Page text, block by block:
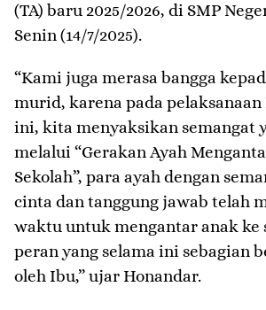
(TA) baru 2025/2026, di SMP
Senin (14/7/2025).
“Kami juga merasa bangga
murid, karena pada pelaksanaan
ini, kita menyaksikan semangat
melalui “Gerakan Ayah
Sekolah”, para ayah dengan
cinta dan tanggung jawab telah
waktu untuk mengantar anak ke
peran yang selama ini sebagian
oleh Ibu,” ujar Honandar.